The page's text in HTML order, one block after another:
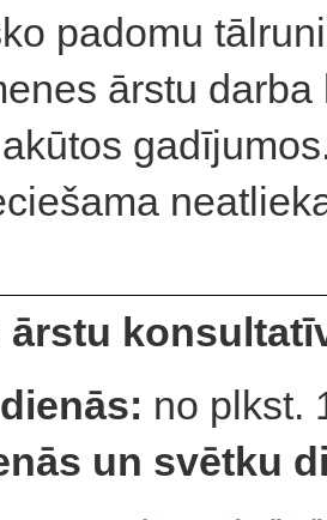
padomu
ārstu
ārstu
no plkst.
un svētku